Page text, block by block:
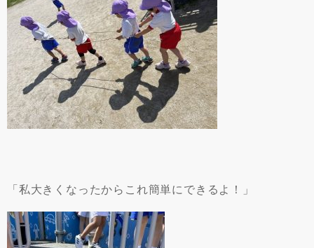
「私大きくなったからこれ簡単にできるよ！」